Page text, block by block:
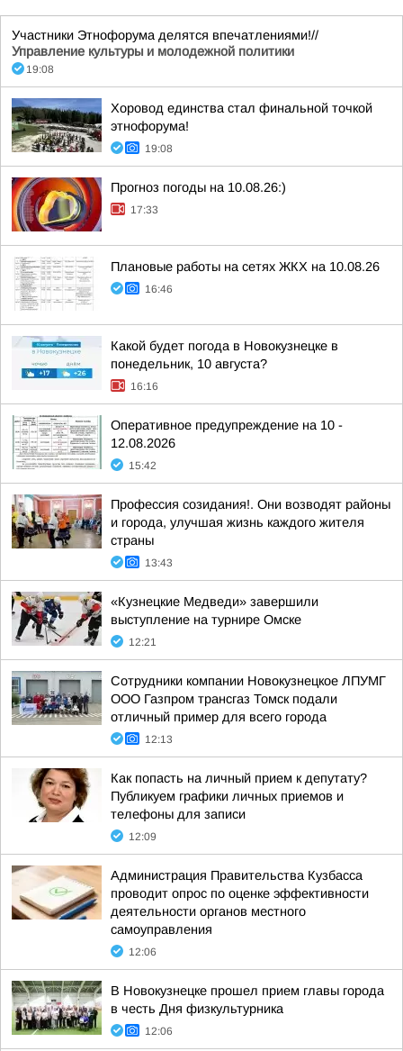
Участники Этнофорума делятся впечатлениями!//
Управление культуры и молодежной политики
19:08
Хоровод единства стал финальной точкой
этнофорума!
19:08
Прогноз погоды на 10.08.26:)
17:33
Плановые работы на сетях ЖКХ на 10.08.26
16:46
Какой будет погода в Новокузнецке в
понедельник, 10 августа?
16:16
Оперативное предупреждение на 10 -
12.08.2026
15:42
Профессия созидания!. Они возводят районы
и города, улучшая жизнь каждого жителя
страны
13:43
«Кузнецкие Медведи» завершили
выступление на турнире Омске
12:21
Сотрудники компании Новокузнецкое ЛПУМГ
ООО Газпром трансгаз Томск подали
отличный пример для всего города
12:13
Как попасть на личный прием к депутату?
Публикуем графики личных приемов и
телефоны для записи
12:09
Администрация Правительства Кузбасса
проводит опрос по оценке эффективности
деятельности органов местного
самоуправления
12:06
В Новокузнецке прошел прием главы города
в честь Дня физкультурника
12:06